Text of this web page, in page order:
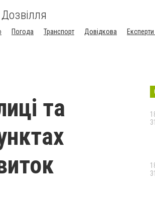
Дозвілля
Погода Транспорт Довідкова
та